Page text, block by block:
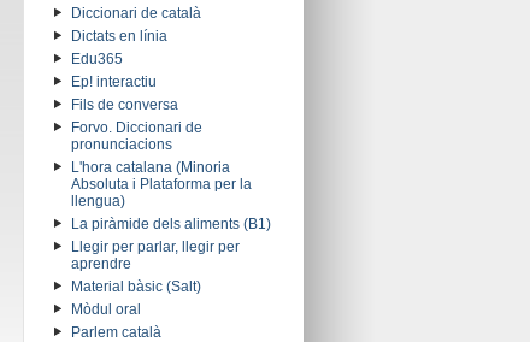
Diccionari de català
Dictats en línia
Edu365
Ep! interactiu
Fils de conversa
Forvo. Diccionari de
pronunciacions
L'hora catalana (Minoria
Absoluta i Plataforma per la
llengua)
La piràmide dels aliments (B1)
Llegir per parlar, llegir per
aprendre
Material bàsic (Salt)
Mòdul oral
Parlem català